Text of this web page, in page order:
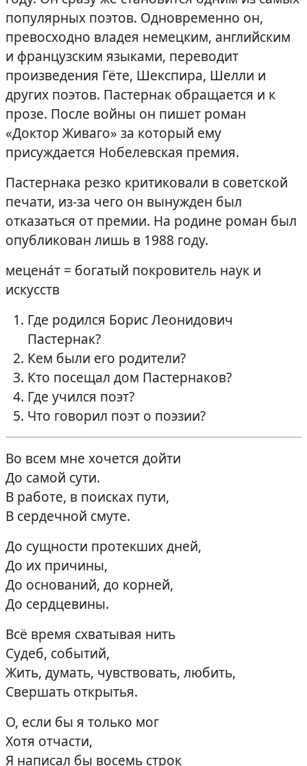
популярных поэтов. Одновременно он,
превосходно владея немецким, английским
и французским языками, переводит
произведения Гёте, Шекспира, Шелли и
других поэтов. Пастернак обращается и к
прозе. После войны он пишет роман
«Доктор Живаго» за который ему
присуждается Нобелевская премия.
Пастернака резко критиковали в советской
печати, из-за чего он вынужден был
отказаться от премии. На родине роман был
опубликован лишь в 1988 году.
мецена́т = богатый покровитель наук и
искусств
Где родился Борис Леонидович
Пастернак?
Кем были его родители?
Кто посещал дом Пастернаков?
Где учился поэт?
Что говорил поэт о поэзии?
Во всем мне хочется дойти
До самой сути.
В работе, в поисках пути,
В сердечной смуте.
До сущности протекших дней,
До их причины,
До оснований, до корней,
До сердцевины.
Всё время схватывая нить
Судеб, событий,
Жить, думать, чувствовать, любить,
Свершать открытья.
О, если бы я только мог
Хотя отчасти,
Я написал бы восемь строк